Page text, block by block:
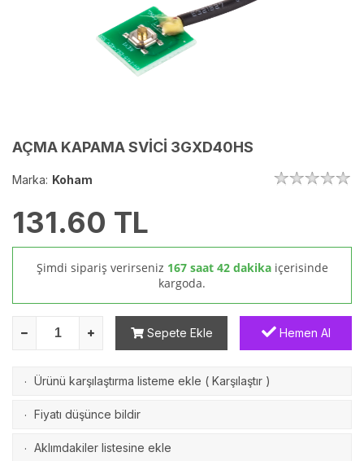
AÇMA KAPAMA SVİCİ 3GXD40HS
Marka: Koham
131.60 TL
Şimdi sipariş verirseniz 167 saat 42 dakika içerisinde
kargoda.
Sepete Ekle Hemen Al
· Ürünü karşılaştırma listeme ekle ( Karşılaştır )
· Fiyatı düşünce bildir
· Aklımdakiler listesine ekle